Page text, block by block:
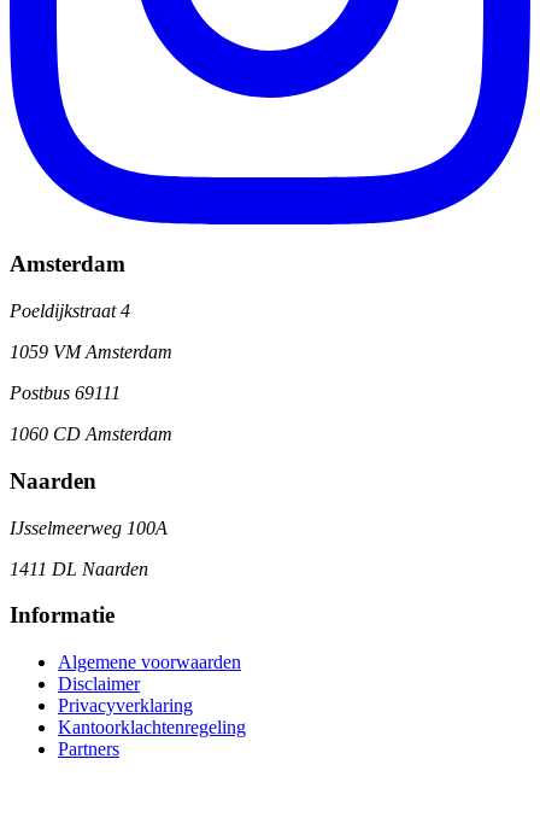
Amsterdam
Poeldijkstraat 4
1059 VM Amsterdam
Postbus 69111
1060 CD Amsterdam
Naarden
IJsselmeerweg 100A
1411 DL Naarden
Informatie
Algemene voorwaarden
Disclaimer
Privacyverklaring
Kantoorklachtenregeling
Partners